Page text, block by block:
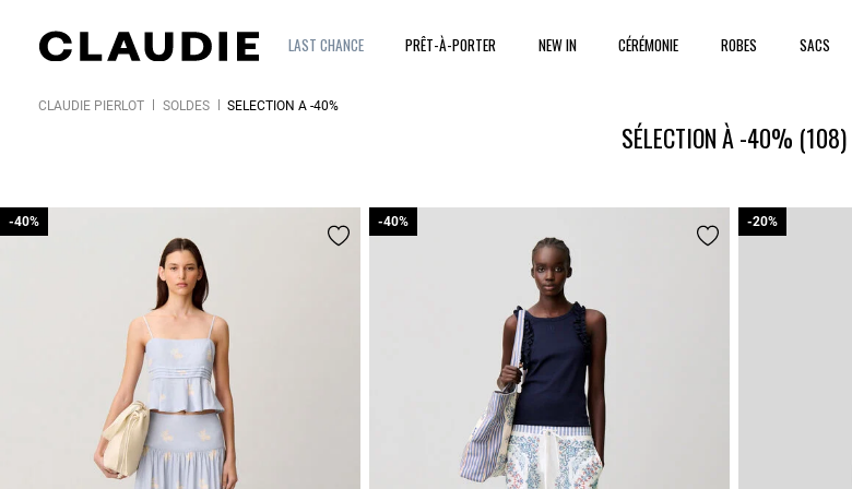
LAST CHANCE PRÊT-À-PORTER NEW IN CÉRÉMONIE ROBES SACS
CLAUDIE PIERLOT SOLDES SÉLECTION À -40%
SÉLECTION À -40% (108)
-40%
-40% -40%
-40% -20%
-20%